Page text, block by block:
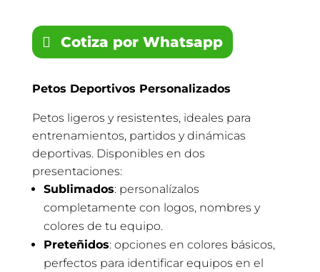
Cotiza por Whatsapp
Petos Deportivos Personalizados
Petos ligeros y resistentes, ideales para
entrenamientos, partidos y dinámicas
deportivas. Disponibles en dos
presentaciones:
Sublimados: personalízalos
completamente con logos, nombres y
colores de tu equipo.
Preteñidos: opciones en colores básicos,
perfectos para identificar equipos en el